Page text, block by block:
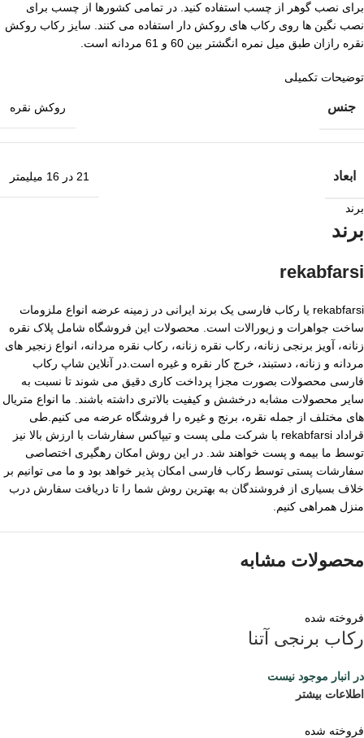
برای نصب گوهر از چسب استفاده کنید. در تمامی کشورها از چسب برای
نصب نگین ها روی رکاب های روکش دار استفاده می کنند. سایز رکاب روکش
نقره رازان طبق میل نمره انگشتر بین 60 و 61 مردانه است.
توضیحات تکمیلی
جنس روکش نقره
ابعاد 21 در 16 میلیمتر
برند
برند
rekabfarsi
rekabfarsi یا رکاب فارسی یک برند ایرانی در زمینه عرضه انواع ملزومات
ساخت جواهرات و زیورالات است. محصولات این فروشگاه شامل پلاک نقره
زنانه، آویز برنجی زنانه، رکاب نقره زنانه، رکاب نقره مردانه، انواع زنجیر های
مردانه و زنانه، دستبند، خرج کار نقره و غیره است.در آنلاین شاپ رکاب
فارسی محصولات بصورت مجزا پرداخت کاری دقیق می شوند تا نسبت به
سایر محصولات مشابه درخشش و کیفیت بالاتری داشته باشند. ما انواع متریال
های مختلف از جمله نقره، برنج و غیره را فروشگاه عرضه می کنیم.طی
قراداد rekabfarsi با شرکت ملی پست و تیپاکس سفارشات با ارزش بالا نیز
توسط ما بیمه و پست خواهند شد. در این روش امکان رهگیری اختصاصی
سفارشات پستی توسط رکاب فارسی امکان پذیر خواهد بود و ما می توانیم بر
خلاف بسیاری از فروشندگان به بهترین روش شما را تا دریافت سفارش درب
منزل همراهی کنیم.
محصولات مشابه
فروخته شده
رکاب برنجی آتنا
در انبار موجود نیست
اطلاعات بیشتر
فروخته شده